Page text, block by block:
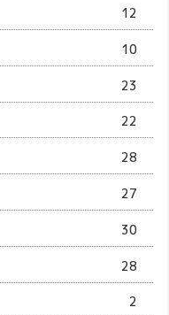
12
10
23
22
28
27
30
28
2